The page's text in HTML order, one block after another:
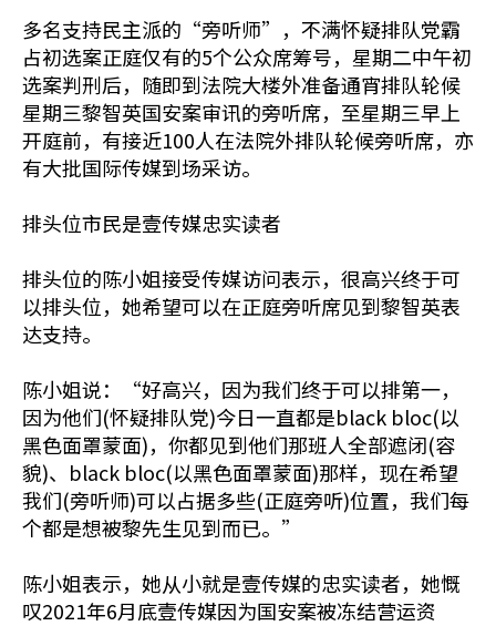
多名支持民主派的“旁听师”，不满怀疑排队党霸
占初选案正庭仅有的5个公众席筹号，星期二中午初
选案判刑后，随即到法院大楼外准备通宵排队轮候
星期三黎智英国安案审讯的旁听席，至星期三早上
开庭前，有接近100人在法院外排队轮候旁听席，亦
有大批国际传媒到场采访。
排头位市民是壹传媒忠实读者
排头位的陈小姐接受传媒访问表示，很高兴终于可
以排头位，她希望可以在正庭旁听席见到黎智英表
达支持。
陈小姐说：“好高兴，因为我们终于可以排第一，
因为他们(怀疑排队党)今日一直都是black bloc(以
黑色面罩蒙面)，你都见到他们那班人全部遮闭(容
貌)、black bloc(以黑色面罩蒙面)那样，现在希望
我们(旁听师)可以占据多些(正庭旁听)位置，我们每
个都是想被黎先生见到而已。”
陈小姐表示，她从小就是壹传媒的忠实读者，她慨
叹2021年6月底壹传媒因为国安案被冻结营运资